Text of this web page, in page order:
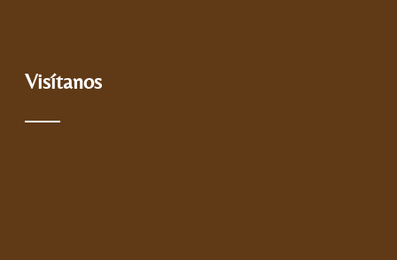
Visítanos